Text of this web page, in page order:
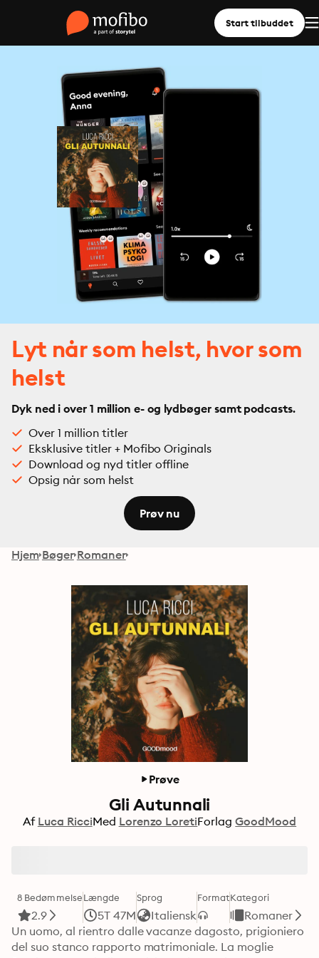
Start tilbuddet
Lyt når som helst, hvor som
helst
Dyk ned i over 1 million e- og lydbøger samt podcasts.
Over 1 million titler
Eksklusive titler + Mofibo Originals
Download og nyd titler offline
Opsig når som helst
Prøv nu
Hjem Bøger Romaner
Prøve
Gli Autunnali
Af Luca RicciMed Lorenzo LoretiForlag GoodMood
8 Bedømmelse
2.9
Længde
5T 47M
Sprog
Italiensk
FormatKategori
Romaner
Un uomo, al rientro dalle vacanze dagosto, prigioniero
del suo stanco rapporto matrimoniale. La moglie